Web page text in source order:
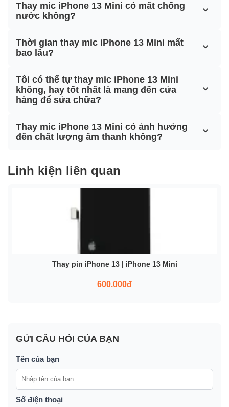
Thay mic iPhone 13 Mini có mất chống
nước không?
Thời gian thay mic iPhone 13 Mini mất
bao lâu?
Tôi có thể tự thay mic iPhone 13 Mini
không, hay tốt nhất là mang đến cửa
hàng để sửa chữa?
Thay mic iPhone 13 Mini có ảnh hưởng
đến chất lượng âm thanh không?
Linh kiện liên quan
Thay pin iPhone 13 | iPhone 13 Mini
600.000đ
GỬI CÂU HỎI CỦA BẠN
Tên của bạn
Số điện thoại